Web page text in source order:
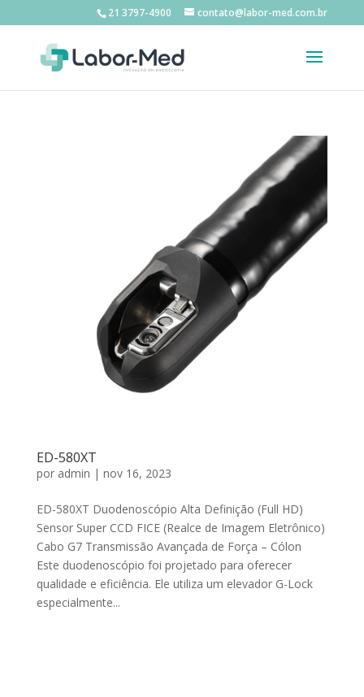
21 3797-4900 contato@labor-med.com.br
ED-580XT
por admin | nov 16, 2023
ED-580XT Duodenoscópio Alta Definição (Full HD)
Sensor Super CCD FICE (Realce de Imagem Eletrônico)
Cabo G7 Transmissão Avançada de Força – Cólon
Este duodenoscópio foi projetado para oferecer
qualidade e eficiência. Ele utiliza um elevador G-Lock
especialmente...